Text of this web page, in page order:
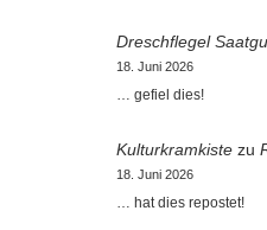
Dreschflegel
18. Juni 2026
… gefiel dies!
Kulturkramkiste zu
18. Juni 2026
… hat dies repostet!